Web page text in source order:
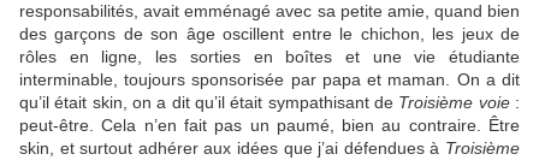
responsabilités, avait emménagé avec sa petite amie, quand bien
des garçons de son âge oscillent entre le chichon, les jeux de
rôles en ligne, les sorties en boîtes et une vie étudiante
interminable, toujours sponsorisée par papa et maman. On a dit
qu’il était skin, on a dit qu’il était sympathisant de Troisième voie:
peut-être. Cela n’en fait pas un paumé, bien au contraire. Être
skin, et surtout adhérer aux idées que j’ai défendues à Troisième